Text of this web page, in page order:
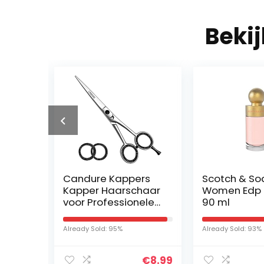
Candure Kappers
Kapper Haarschaar
voor Professionele
Kappers Kappers
Roestvrijstalen
Haarknipschaar
Already Sold: 95%
€8.99
Scotch &
Women Edp
90 ml
Already Sold: 93%